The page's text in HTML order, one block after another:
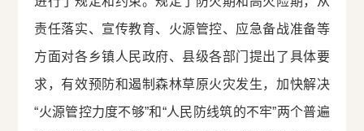
责任落实、宣传教育、火源管控、应急备战准备等
方面对各乡镇人民政府、县级各部门提出了具体要
求，有效预防和遏制森林草原火灾发生，加快解决
“火源管控力度不够”和“人民防线筑的不牢”两个普遍